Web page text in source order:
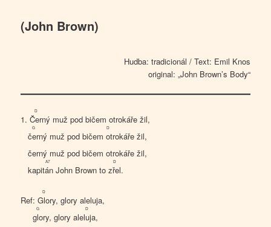
(John Brown)
Hudba: tradicionál / Text: Emil Knos
original: „John Brown’s Body“
1.Čer
D
ný muž pod bičem otrokáře žil,
čer
G
ný muž pod bičemo
D
trokáře žil,
černý muž pod bičem otrokáře žil,
kapitán
A7
John Brown tozřel
D
.
Ref:Glo
D
ry, glory aleluja,
glo
G
ry, glory alelu
D
ja,